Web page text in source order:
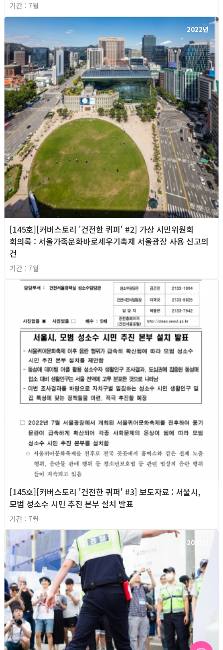
기간 : 7월
2022년
[145호][커버스토리 '건전한 퀴퍼' #2] 가상 시민위원회
회의록 : 서울가족문화바로세우기축제 서울광장 사용 신고의
건
기간 : 7월
2022년
[145호][커버스토리 '건전한 퀴퍼' #3] 보도자료 : 서울시,
모범 성소수 시민 추진 본부 설치 발표
기간 : 7월
2022년